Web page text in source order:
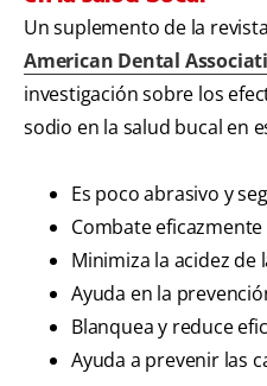
Un suplemento de la
American Dental
investigación sobre los
sodio en la salud bucal en
Es poco abrasivo y
Combate
Minimiza la acidez de
Ayuda en la
Blanquea y reduce
Ayuda a prevenir las